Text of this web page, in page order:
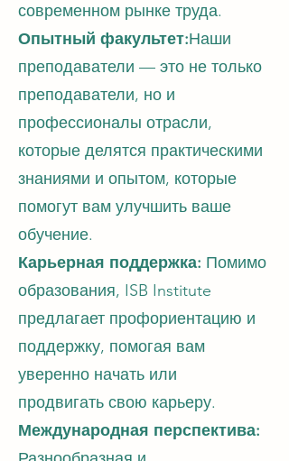
современном рынке труда.
Опытный факультет:Наши
преподаватели — это не только
преподаватели, но и
профессионалы отрасли,
которые делятся практическими
знаниями и опытом, которые
помогут вам улучшить ваше
обучение.
Карьерная поддержка: Помимо
образования, ISB Institute
предлагает профориентацию и
поддержку, помогая вам
уверенно начать или
продвигать свою карьеру.
Международная перспектива: